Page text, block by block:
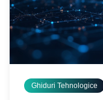
Ghiduri Tehnologice